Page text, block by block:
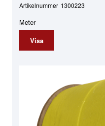
Artikelnummer 1300223
Meter
Visa